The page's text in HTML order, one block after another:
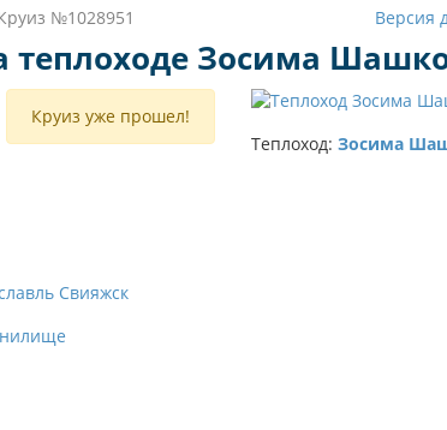
Версия
№1028951
теплоходе Зосима
Круиз уже прошел!
Свияжск
Теплоход: Зосима